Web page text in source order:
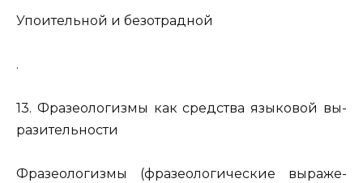
Упо­и­тель­ной и без­от­рад­ной
.
13. Фра­зео­ло­гиз­мы как сред­ства язы­ко­вой вы­
ра­зи­тель­но­сти
Фра­зео­ло­гиз­мы (фра­зео­ло­ги­че­ские вы­ра­же­